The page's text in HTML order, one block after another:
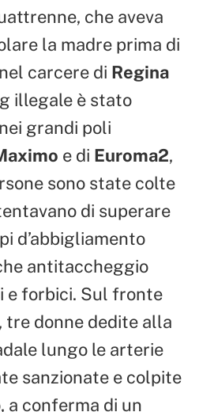
che aveva
la madre prima di
carcere di Regina
illegale è stato
grandi poli
e di Euroma2,
sono state colte
di superare
d’abbigliamento
antitaccheggio
e forbici. Sul fronte
tre donne dedite alla
lungo le arterie
sanzionate e colpite
a conferma di un